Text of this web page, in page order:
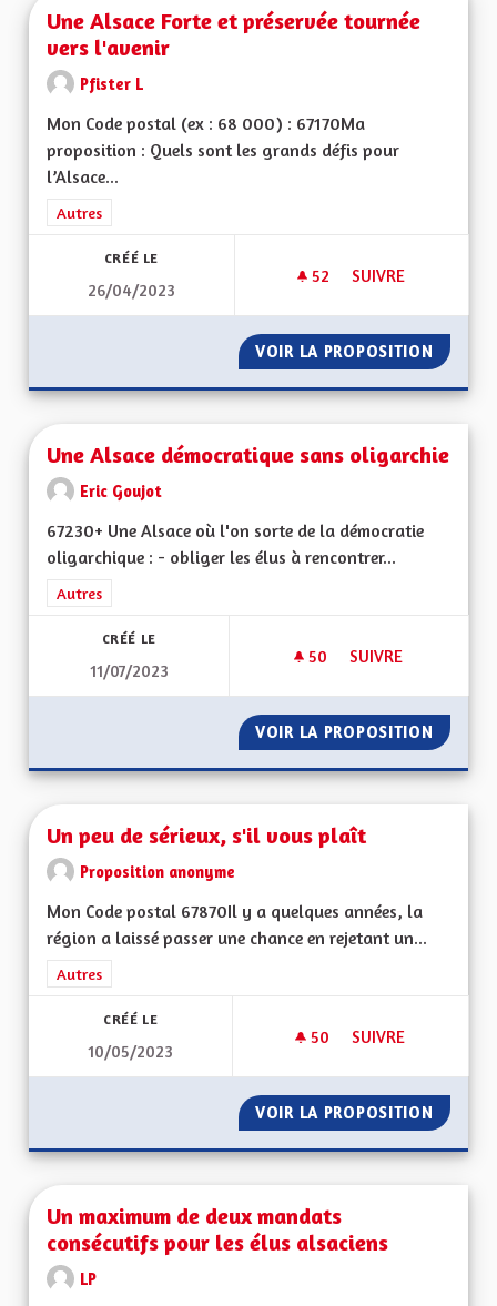
Une Alsace Forte et préservée tournée
vers l'avenir
Pfister L
Mon Code postal (ex : 68 000) : 67170Ma
proposition : Quels sont les grands défis pour
l’Alsace...
Filtrer les résultats de la catégorie : Autres
Autres
CRÉÉ LE
26/04/2023
52 52 ABONNÉS
SUIVRE
VOIR LA PROPOSITION UNE
Une Alsace démocratique sans oligarchie
Eric Goujot
67230+ Une Alsace où l'on sorte de la démocratie
oligarchique : - obliger les élus à rencontrer...
Filtrer les résultats de la catégorie : Autres
Autres
CRÉÉ LE
11/07/2023
50 50 ABONNÉS
SUIVRE
VOIR LA PROPOSITION UNE
Un peu de sérieux, s'il vous plaît
Proposition anonyme
Mon Code postal 67870Il y a quelques années, la
région a laissé passer une chance en rejetant un...
Filtrer les résultats de la catégorie : Autres
Autres
CRÉÉ LE
10/05/2023
50 50 ABONNÉS
SUIVRE
VOIR LA PROPOSITION UN
Un maximum de deux mandats
consécutifs pour les élus alsaciens
LP